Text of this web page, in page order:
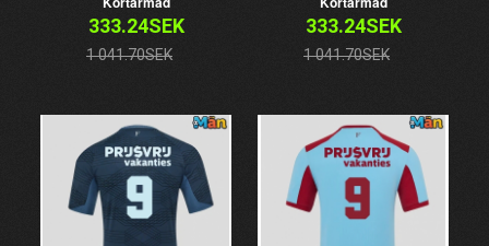
333.24SEK
1 041.70SEK
333.24SEK
1 041.70SEK